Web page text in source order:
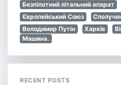
Безпілотний літальний апарат
Європейський Союз
Володимир Путін
Харків
Машина.
RECENT POSTS